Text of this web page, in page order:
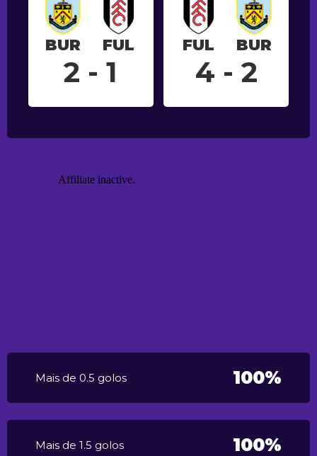
BUR FUL
2 - 1
FUL BUR
4 - 2
Mais de 0.5 golos 100%
Mais de 1.5 golos 100%